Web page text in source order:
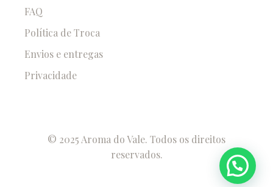
FAQ
Política de Troca
Envios e entregas
Privacidade
© 2025 Aroma do Vale. Todos os direitos
reservados.